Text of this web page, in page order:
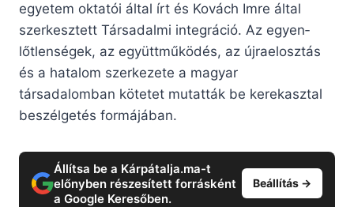
egyetem oktatói által írt és Kovách Imre által
szerkesztett Társadalmi integráció. Az egyen­
lőtlenségek, az együttműködés, az újraelosztás
és a ha­talom szerkezete a magyar
társadalomban kötetet mutatták be kerekasztal
beszélgetés formájában.
Állítsa be a Kárpátalja.ma-t
előnyben részesített forrásként
a Google Keresőben.
Beállítás →